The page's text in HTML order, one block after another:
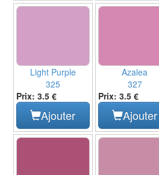
Light Purple
325
Prix: 3.5 €
Ajouter
Azalea
327
Prix: 3.5 €
Ajouter